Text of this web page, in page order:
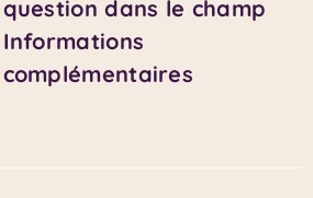
question dans le champ
Informations
complémentaires